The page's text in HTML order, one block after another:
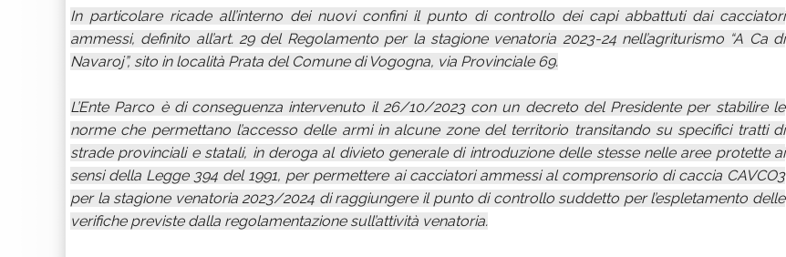
In particolare ricade all’interno dei nuovi confini il punto di controllo dei capi abbattuti dai cacciatori
ammessi, definito all’art. 29 del Regolamento per la stagione venatoria 2023-24 nell’agriturismo “A Ca di
Navaroj”, sito in località Prata del Comune di Vogogna, via Provinciale 69.
L’Ente Parco è di conseguenza intervenuto il 26/10/2023 con un decreto del Presidente per stabilire le
norme che permettano l’accesso delle armi in alcune zone del territorio transitando su specifici tratti di
strade provinciali e statali, in deroga al divieto generale di introduzione delle stesse nelle aree protette ai
sensi della Legge 394 del 1991, per permettere ai cacciatori ammessi al comprensorio di caccia CAVCO3
per la stagione venatoria 2023/2024 di raggiungere il punto di controllo suddetto per l’espletamento delle
verifiche previste dalla regolamentazione sull’attività venatoria.